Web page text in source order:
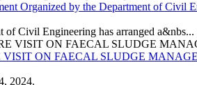
Organized by the Department of Civil
of Civil Engineering has arranged a&nbs...
ON FAECAL SLUDGE